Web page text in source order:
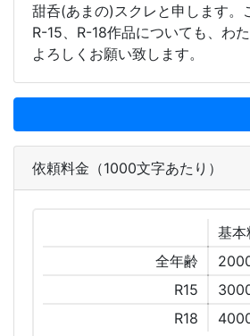
甜呑(あまの)スクレと申します。
R-15、R-18作品についても、わ
よろしくお願い致します。
依頼料金（1000文字あたり）
基本
全年齢
R15
R18